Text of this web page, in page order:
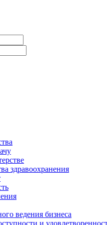
здравоохранения
ведения бизнеса
и